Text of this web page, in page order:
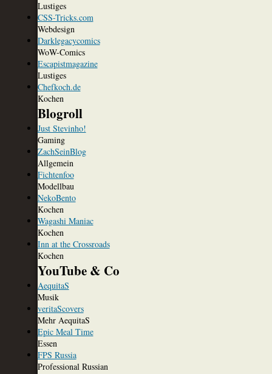
Lustiges
CSS-Tricks.com
Webdesign
Darklegacycomics
WoW-Comics
Escapistmagazine
Lustiges
Chefkoch.de
Kochen
Blogroll
Just Stevinho!
Gaming
ZachSeinBlog
Allgemein
Fichtenfoo
Modellbau
NekoBento
Kochen
Wagashi Maniac
Kochen
Inn at the Crossroads
Kochen
YouTube & Co
AequitaS
Musik
veritaScovers
Mehr AequitaS
Epic Meal Time
Essen
FPS Russia
Professional Russian